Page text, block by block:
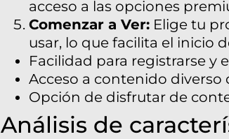
acceso a las opciones
Comenzar a Ver: Elige tu
usar, lo que facilita el inicio
Facilidad para registrarse y
Acceso a contenido diverso
Opción de disfrutar de
Análisis de